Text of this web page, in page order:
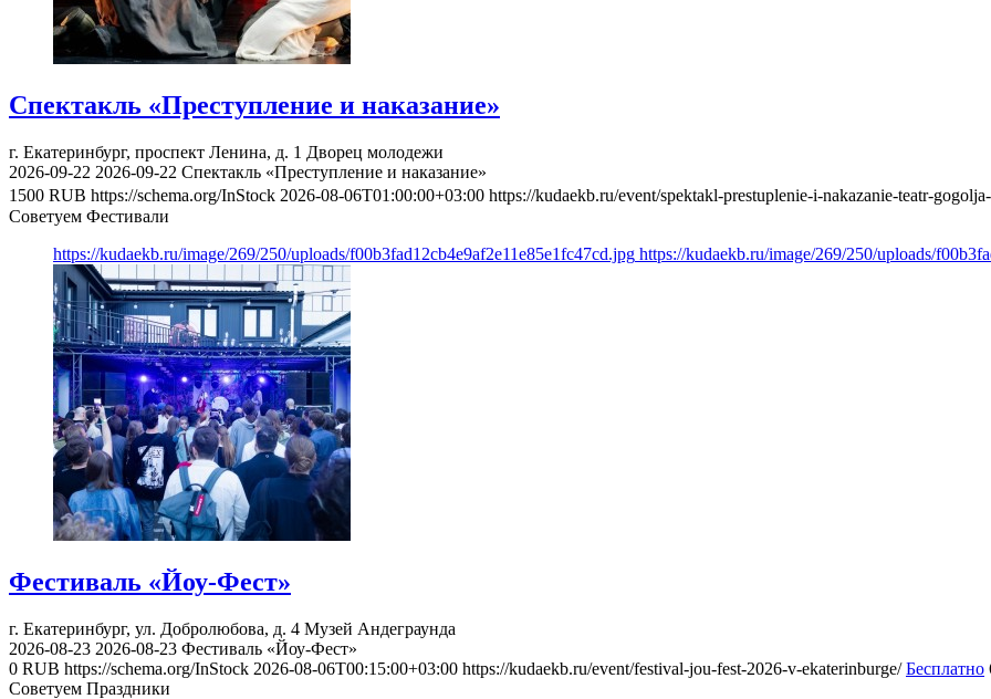
Спектакль «Преступление и наказание»
г. Екатеринбург, проспект Ленина, д. 1 Дворец молодежи
2026-09-22 2026-09-22 Спектакль «Преступление и наказание»
1500 RUB https://schema.org/InStock 2026-08-06T01:00:00+03:00 https://kudaekb.ru/event/spektakl-prestuplenie-i-nakazanie-teatr-
Советуем Фестивали
https://kudaekb.ru/image/269/250/uploads/f00b3fad12cb4e9af2e11e85e1fc47cd.jpg https://kudaekb.ru/image/269/250/uploads/
Фестиваль «Йоу-Фест»
г. Екатеринбург, ул. Добролюбова, д. 4 Музей Андеграунда
2026-08-23 2026-08-23 Фестиваль «Йоу-Фест»
0 RUB https://schema.org/InStock 2026-08-06T00:15:00+03:00 https://kudaekb.ru/event/festival-jou-fest-2026-v-ekaterinburge/ Бесплатно
Советуем Праздники